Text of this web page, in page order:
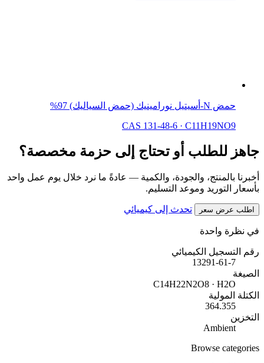
حمض N-أسيتيل نورامينيك (حمض السياليك) 97%
CAS 131-48-6 · C11H19NO9
جاهز للطلب أو تحتاج إلى حزمة مخصصة؟
أخبرنا بالمنتج، والجودة، والكمية — عادةً ما نرد خلال يوم عمل واحد
بأسعار التوريد وموعد التسليم.
اطلب عرض سعر تحدث إلى كيميائي
في نظرة واحدة
رقم التسجيل الكيميائي
13291-61-7
الصيغة
C14H22N2O8 · H2O
الكتلة المولية
364.355
التخزين
Ambient
Browse categories